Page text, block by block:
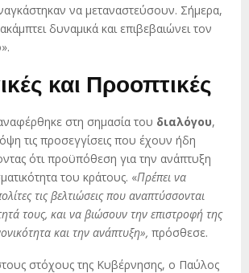
να μεταναστεύσουν. Σήμερα,
δυναμικά και επιβεβαιώνει τον
και Προοπτικές
στη σημασία του διαλόγου,
τις προσεγγίσεις που έχουν ήδη
ότι προϋπόθεση για την ανάπτυξη
του κράτους. «Πρέπει να
τις βελτιώσεις που αναπτύσσονται
τους, και να βιώσουν την επιστροφή της
και την ανάπτυξη», πρόσθεσε.
στόχους της Κυβέρνησης, ο Παύλος